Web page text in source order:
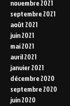
novembre 2021
septembre 2021
août 2021
juin 2021
mai 2021
avril 2021
janvier 2021
décembre 2020
septembre 2020
juin 2020